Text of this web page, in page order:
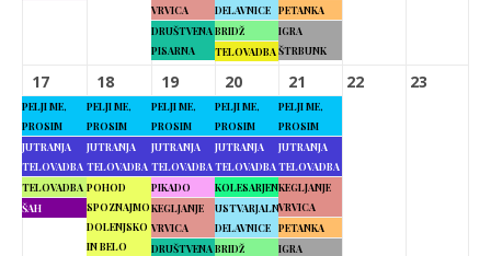
VRVICA
DRUŠTVENA
PISARNA
DELAVNICE
BRIDŽ
TELOVADBA
PETANKA
IGRA
ŠTRBUNK
17
PELJI ME,
PROSIM
JUTRANJA
TELOVADBA
TELOVADBA
ŠAH
18
PELJI ME,
PROSIM
JUTRANJA
TELOVADBA
POHOD
SPOZNAJMO
DOLENJSKO
IN BELO
19
PELJI ME,
PROSIM
JUTRANJA
TELOVADBA
PIKADO
KEGLJANJE
VRVICA
DRUŠTVENA
20
PELJI ME,
PROSIM
JUTRANJA
TELOVADBA
KOLESARJENJE
USTVARJALNE
DELAVNICE
BRIDŽ
21
PELJI ME,
PROSIM
JUTRANJA
TELOVADBA
KEGLJANJE
VRVICA
PETANKA
IGRA
22 23